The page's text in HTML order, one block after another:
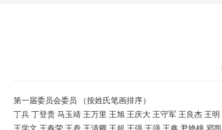
第一届委员会委员 （按姓氏笔画排序）
丁兵 丁登贵 马玉靖 王万里 王旭 王庆大 王守军 王良杰 王明
王学文 王春荣 王焘 王清卿 王超 王强 王强 王鑫 尹艳桃 邓凯